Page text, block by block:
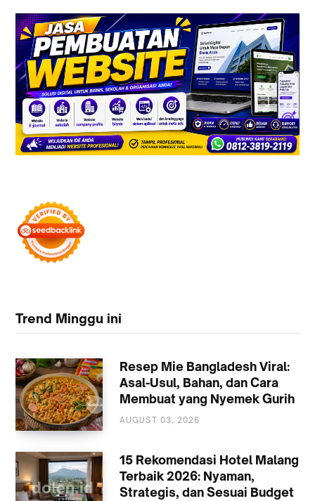
Trend Minggu ini
Resep Mie Bangladesh Viral:
Asal-Usul, Bahan, dan Cara
Membuat yang Nyemek Gurih
AUGUST 03, 2026
15 Rekomendasi Hotel Malang
Terbaik 2026: Nyaman,
Strategis, dan Sesuai Budget